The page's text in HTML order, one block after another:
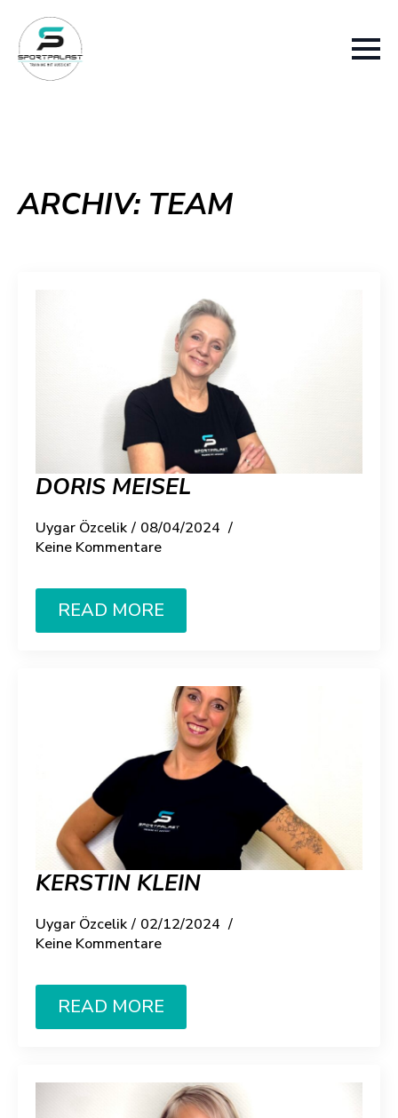
ARCHIV: TEAM
DORIS MEISEL
Uygar Özcelik
08/04/2024
Keine Kommentare
READ MORE
KERSTIN KLEIN
Uygar Özcelik
02/12/2024
Keine Kommentare
READ MORE